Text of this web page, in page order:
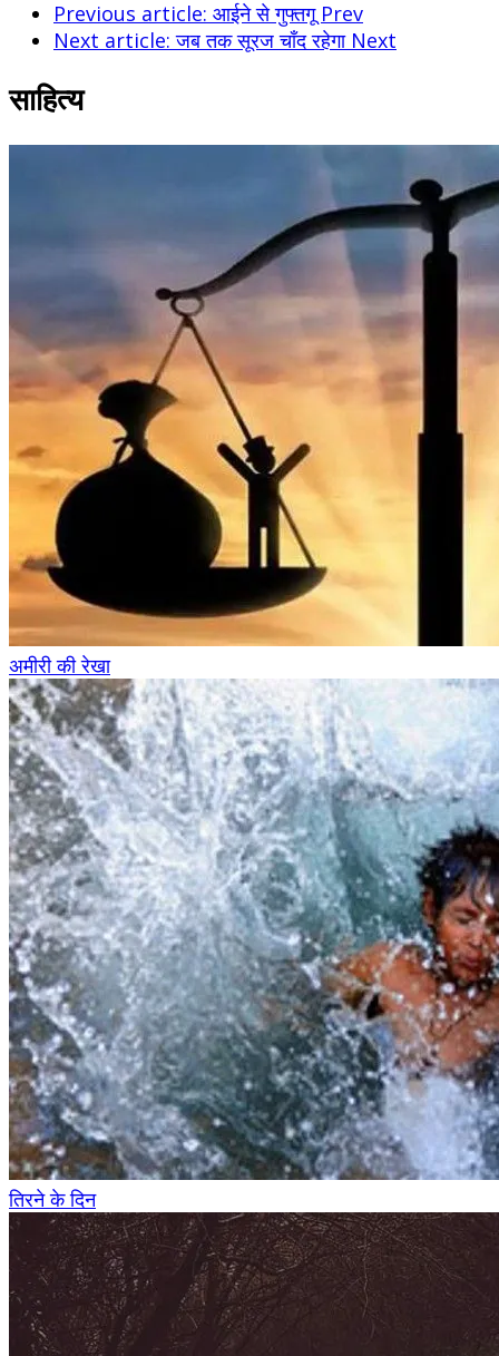
Previous article: आईने से गुफ्तगू Prev
Next article: जब तक सूरज चाँद रहेगा Next
साहित्य
अमीरी की रेखा
तिरने के दिन